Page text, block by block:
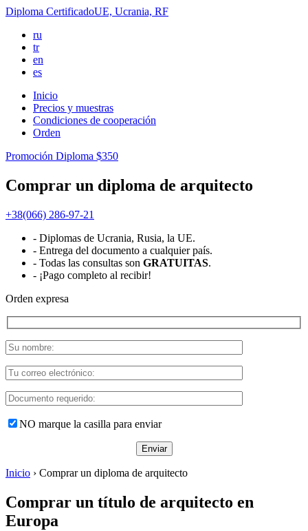
Diploma CertificadoUE, Ucrania, RF
ru
tr
en
es
Inicio
Precios y muestras
Condiciones de cooperación
Orden
Promoción Diploma $350
Comprar un diploma de arquitecto
+38(066) 286-97-21
- Diplomas de Ucrania, Rusia, la UE.
- Entrega del documento a cualquier país.
- Todas las consultas son GRATUITAS.
- ¡Pago completo al recibir!
Orden expresa
NO marque la casilla para enviar
Inicio › Comprar un diploma de arquitecto
Comprar un título de arquitecto en
Europa